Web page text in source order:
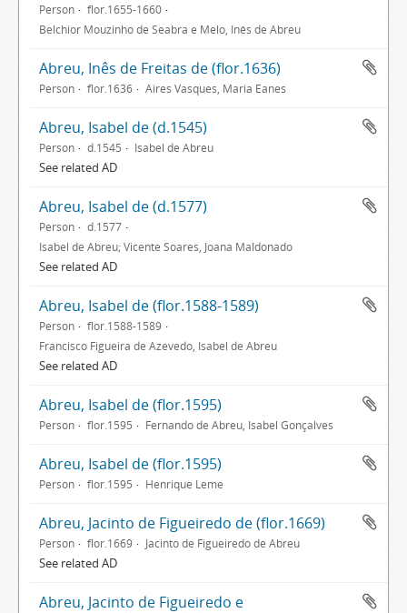
Person
flor.1655-1660
Belchior Mouzinho de Seabra e Melo, Inês de Abreu
Abreu, Inês de Freitas de (flor.1636)
Person flor.1636 Aires Vasques, Maria Eanes
Abreu, Isabel de (d.1545)
Person d.1545 Isabel de Abreu
See related AD
Abreu, Isabel de (d.1577)
Person
d.1577
Isabel de Abreu; Vicente Soares, Joana Maldonado
See related AD
Abreu, Isabel de (flor.1588-1589)
Person
flor.1588-1589
Francisco Figueira de Azevedo, Isabel de Abreu
See related AD
Abreu, Isabel de (flor.1595)
Person flor.1595 Fernando de Abreu, Isabel Gonçalves
Abreu, Isabel de (flor.1595)
Person flor.1595 Henrique Leme
Abreu, Jacinto de Figueiredo de (flor.1669)
Person flor.1669 Jacinto de Figueiredo de Abreu
See related AD
Abreu, Jacinto de Figueiredo e